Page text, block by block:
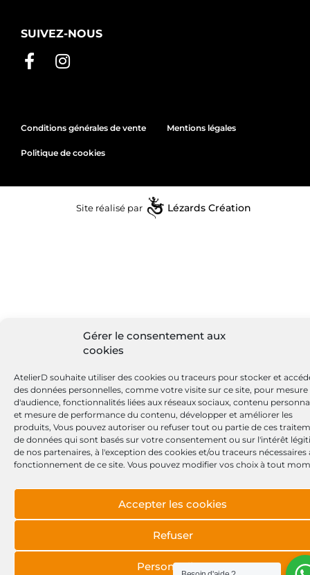
Gérer le consentement aux
cookies
AtelierD souhaite utiliser des cookies ou traceurs pour stocker et
des données personnelles, comme votre visite sur ce site, pour mesure
d'audience, fonctionnalités liées aux réseaux sociaux, contenu
et mesure de performance du contenu, développer et améliorer les
produits, Vous pouvez autoriser ou refuser tout ou partie de ces
de données qui sont basés sur votre consentement ou sur l'intérêt
de nos partenaires, à l'exception des cookies et/ou traceurs nécessaires
fonctionnement de ce site. Vous pouvez modifier vos choix à tout
Accepter les cookies
Refuser
Personnaliser
SUIVEZ-NOUS
Conditions générales de vente Mentions légales
Politique de cookies
Site réalisé par Lézards Création